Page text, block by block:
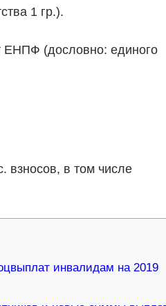
1 гр.).
ЕНПФ (дословно: единого
взносов, в том числе
инвалидам на 2019